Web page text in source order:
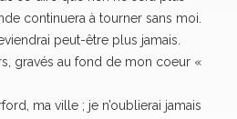
continuera à tourner sans moi.
peut-être plus jamais.
gravés au fond de mon coeur «
ma ville ; je n’oublierai jamais